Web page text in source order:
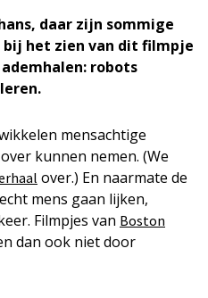
daar zijn sommige
bij het zien van dit filmpje
robots
mensachtige
kunnen nemen. (We
over.) En naarmate de
mens gaan lijken,
Filmpjes van Boston
dan ook niet door